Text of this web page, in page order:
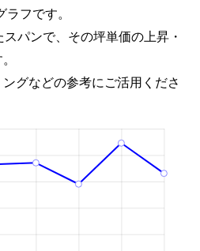
フです。
パンで、その坪単価の上昇・
グなどの参考にご活用くださ